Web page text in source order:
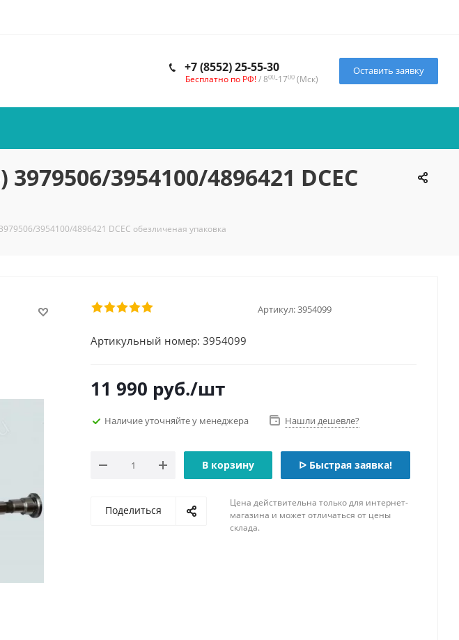
+7 (8552) 25-55-30
Бесплатно по РФ!/ 800-1700 (Мск)
Оставить заявку
3954100/4896421 DCEC
3954100/4896421 DCEC обезличеная упаковка
Артикул:3954099
Артикульный номер: 3954099
11 990 руб./шт
Наличие уточняйте у менеджера Нашли дешевле?
В корзину ᐅ Быстрая заявка!
Поделиться
Цена действительна только для интернет-
магазина и может отличаться от цены
склада.